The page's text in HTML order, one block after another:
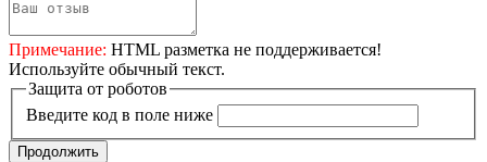
Примечание: HTML разметка не поддерживается!
Используйте обычный текст.
Защита от роботов
Введите код в поле ниже
Продолжить